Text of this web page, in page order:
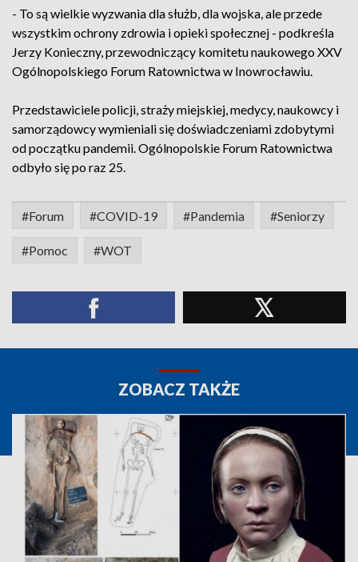
- To są wielkie wyzwania dla służb, dla wojska, ale przede
wszystkim ochrony zdrowia i opieki społecznej - podkreśla
Jerzy Konieczny, przewodniczący komitetu naukowego XXV
Ogólnopolskiego Forum Ratownictwa w Inowrocławiu.
Przedstawiciele policji, straży miejskiej, medycy, naukowcy i
samorządowcy wymieniali się doświadczeniami zdobytymi
od początku pandemii. Ogólnopolskie Forum Ratownictwa
odbyło się po raz 25.
#Forum #COVID-19 #Pandemia #Seniorzy
#Pomoc #WOT
ZOBACZ TAKŻE